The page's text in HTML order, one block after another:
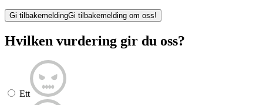
Gi tilbakemeldingGi tilbakemelding om oss!
Hvilken vurdering gir du oss?
Ett